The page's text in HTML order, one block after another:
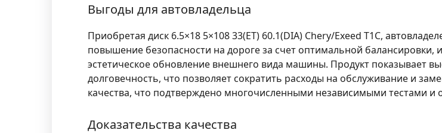
Выгоды для автовладельца
Приобретая диск 6.5×18 5×108 33(ET) 60.1(DIA) Chery/Exeed T1C,
повышение безопасности на дороге за счет оптимальной
эстетическое обновление внешнего вида машины. Продукт показывает
долговечность, что позволяет сократить расходы на обслуживание и
качества, что подтверждено многочисленными независимыми тестами и
Доказательства качества